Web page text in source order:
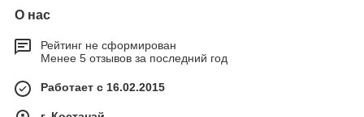
О нас
Рейтинг не сформирован
Менее 5 отзывов за последний год
Работает с 16.02.2015